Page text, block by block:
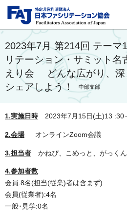
2023年7月 第214回 テーマ
リテーション・サミット名
えり会 どんな広がり、深
シェアしよう！
中部支部
1.実施日時 2023年7月15日(土)13 :30
2.会場 オンラインZoom会議
3.担当者 かねぴ、こめっと、がっく
4.参加者数
会員:8名(担当(従業)者は含まず)
会員(従業者):4名
一般･見学:0名